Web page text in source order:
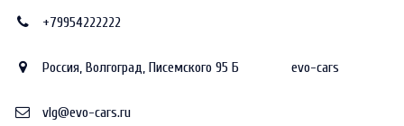
+79954222222
Россия, Волгоград, Писемского 95 Б evo-cars
vlg@evo-cars.ru